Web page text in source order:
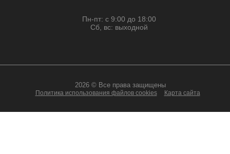
Пн-пт: с 9:00 до 18:00
Сб, вс: выходной
2026 © Все права защищены
Политика использования файлов cookies Карта сайта